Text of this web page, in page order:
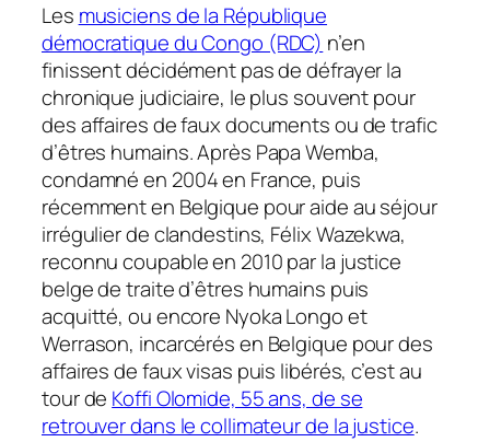
Les musiciens de la République
démocratique du Congo (RDC) n’en
finissent décidément pas de défrayer la
chronique judiciaire, le plus souvent pour
des affaires de faux documents ou de trafic
d’êtres humains. Après Papa Wemba,
condamné en 2004 en France, puis
récemment en Belgique pour aide au séjour
irrégulier de clandestins, Félix Wazekwa,
reconnu coupable en 2010 par la justice
belge de traite d’êtres humains puis
acquitté, ou encore Nyoka Longo et
Werrason, incarcérés en Belgique pour des
affaires de faux visas puis libérés, c’est au
tour de Koffi Olomide, 55 ans, de se
retrouver dans le collimateur de la justice.